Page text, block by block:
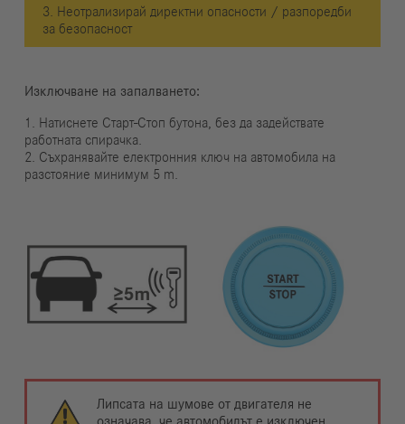
3. Неотрализирай директни опасности / разпоредби
за безопасност
Изключване на запалването:
1. Натиснете Старт-Стоп бутона, без да задействате
работната спирачка.
2. Съхранявайте електронния ключ на автомобила на
разстояние минимум 5 m.
Липсата на шумове от двигателя не